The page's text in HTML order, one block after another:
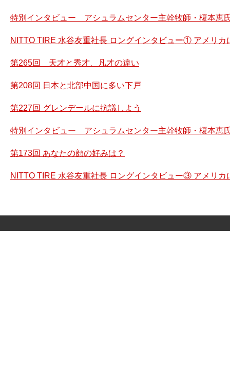
特別インタビュー アシュラムセンター主幹牧師・榎本恵
NITTO TIRE 水谷友重社長 ロングインタビュー① アメリカ
第265回 天才と秀才、凡才の違い
第208回 日本と北部中国に多い下戸
第227回 グレンデールに抗議しよう
特別インタビュー アシュラムセンター主幹牧師・榎本恵
第173回 あなたの顔の好みは？
NITTO TIRE 水谷友重社長 ロングインタビュー③ アメリカ